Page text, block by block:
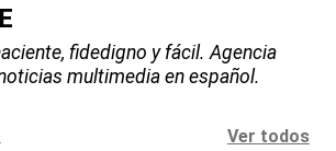
fidedigno y fácil. Agencia
multimedia en español.
Ver todos